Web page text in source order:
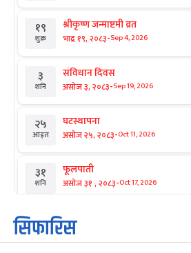
१९
शुक्र
श्रीकृष्ण जन्माष्टमी व्रत
भाद्र १९, २०८३-Sep 4, 2026
३
शनि
संविधान दिवस
असोज ३, २०८३-Sep 19, 2026
२५
आइत
घटस्थापना
असोज २५, २०८३-Oct 11, 2026
३१
शनि
फूलपाती
असोज ३१ , २०८३-Oct 17, 2026
१
आइत
कार्तिक सङ्क्रान्ति
कार्तिक १, २०८३
सिफारिस